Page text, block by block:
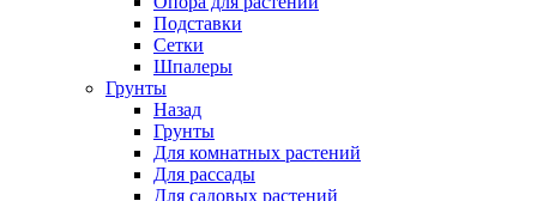
Подставки
Сетки
Шпалеры
Грунты
Назад
Грунты
Для комнатных растений
Для рассады
Для садовых растений